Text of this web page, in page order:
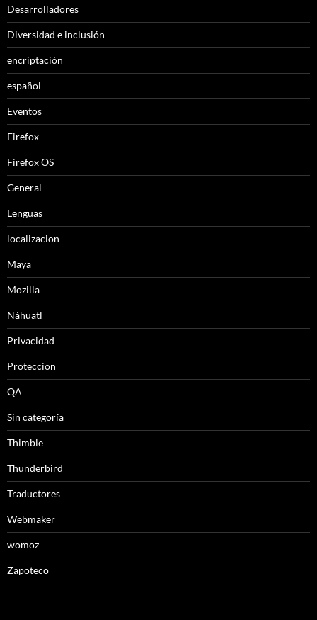
Desarrolladores
Diversidad e inclusión
encriptación
español
Eventos
Firefox
Firefox OS
General
Lenguas
localizacion
Maya
Mozilla
Náhuatl
Privacidad
Proteccion
QA
Sin categoría
Thimble
Thunderbird
Traductores
Webmaker
womoz
Zapoteco